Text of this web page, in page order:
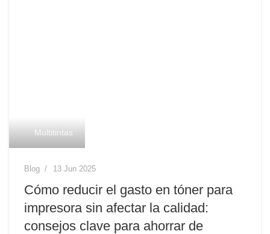
Multitintas
Blog 13 Jun 2025
Cómo reducir el gasto en tóner para
impresora sin afectar la calidad:
consejos clave para ahorrar de